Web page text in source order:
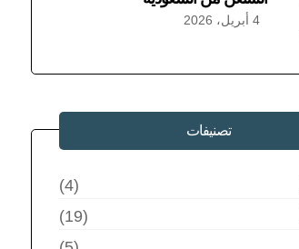
4 أبريل، 2026
تصنيفات
(4)
(19)